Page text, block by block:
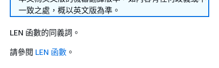
一致之處，概以英文版為準。
LEN 函數的同義詞。
請參閱 LEN 函數 。